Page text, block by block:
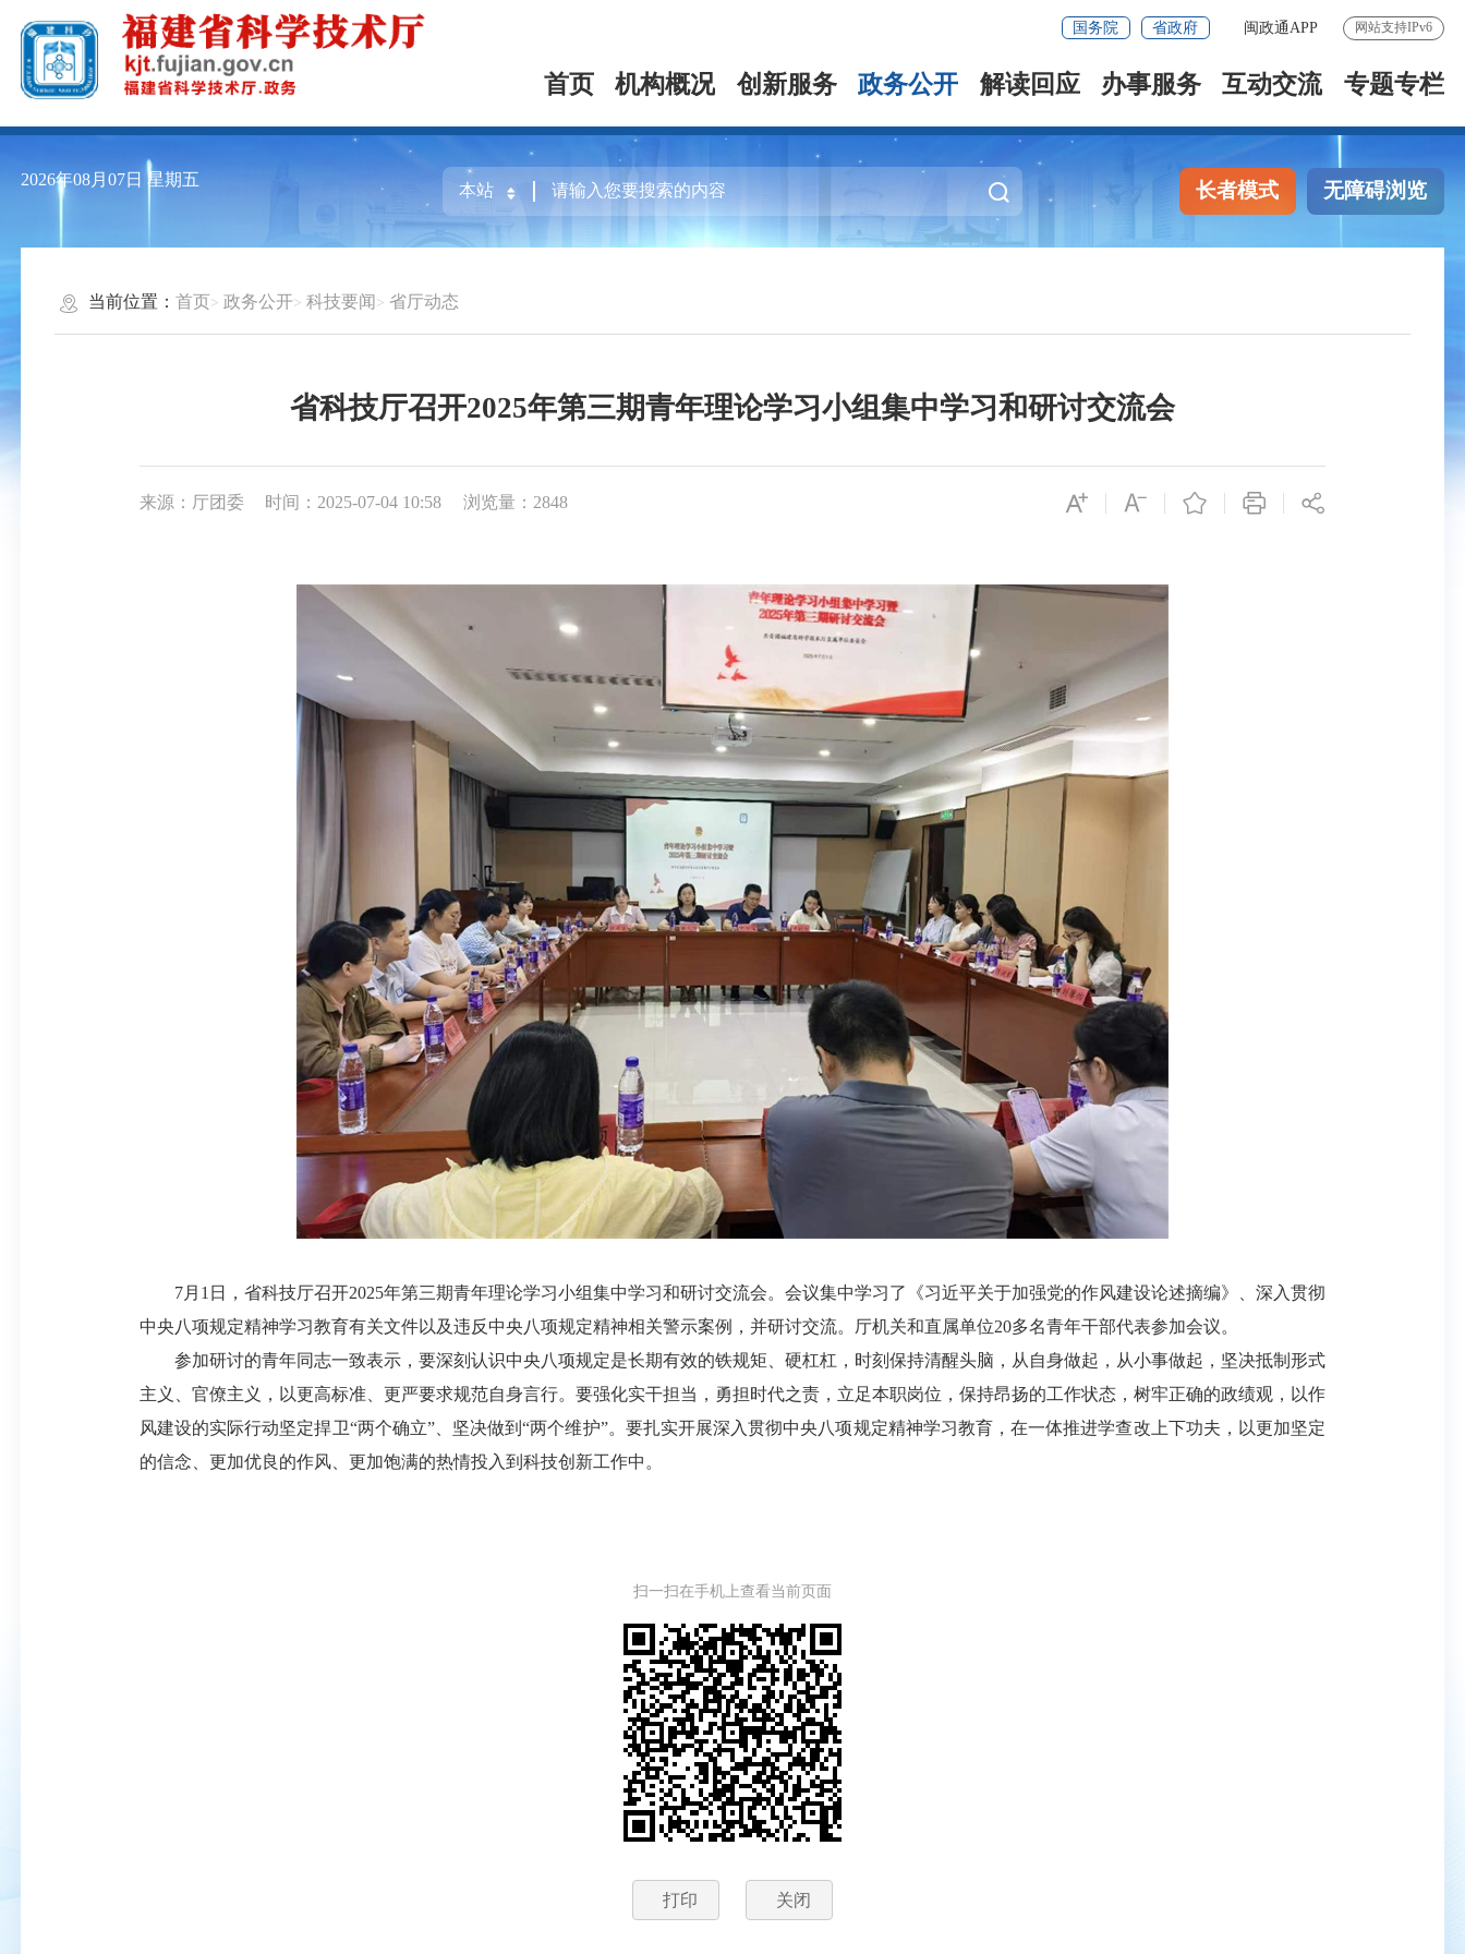
国务院 省政府 闽政通APP 网站支持IPv6
首页 机构概况 创新服务 政务公开 解读回应 办事服务 互动交流 专题专栏
2026年08月07日 星期五 长者模式 无障碍浏览
当前位置： 首页 政务公开 科技要闻 省厅动态
省科技厅召开2025年第三期青年理论学习小组集中学习和研讨交流会
来源：厅团委 时间：2025-07-04 10:58 浏览量：2848
7月1日，省科技厅召开2025年第三期青年理论学习小组集中学习和研讨交流会。会议集中学习了《习近平关于加强党的作风建设论述摘编》、深入贯彻
中央八项规定精神学习教育有关文件以及违反中央八项规定精神相关警示案例，并研讨交流。厅机关和直属单位20多名青年干部代表参加会议。
参加研讨的青年同志一致表示，要深刻认识中央八项规定是长期有效的铁规矩、硬杠杠，时刻保持清醒头脑，从自身做起，从小事做起，坚决抵制形式
主义、官僚主义，以更高标准、更严要求规范自身言行。要强化实干担当，勇担时代之责，立足本职岗位，保持昂扬的工作状态，树牢正确的政绩观，以作
风建设的实际行动坚定捍卫“两个确立”、坚决做到“两个维护”。要扎实开展深入贯彻中央八项规定精神学习教育，在一体推进学查改上下功夫，以更加坚定
的信念、更加优良的作风、更加饱满的热情投入到科技创新工作中。
扫一扫在手机上查看当前页面
打印 关闭